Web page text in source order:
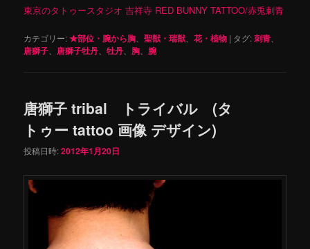
東京のタトゥースタジオ 吉祥寺 RED BUNNY TATTOO/赤兎刺青
カテゴリー:★部位・腕から胸、聖獣・瑞獣、花・植物 | タグ:刺青、
唐獅子、 唐獅子牡丹、牡丹、胸、腕
唐獅子 tribal トライバル (タ
トゥー tattoo 画像 デザイン)
投稿日時:2012年1月20日